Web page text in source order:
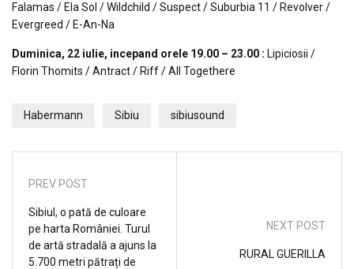
Falamas / Ela Sol / Wildchild / Suspect / Suburbia 11 / Revolver /
Evergreed / E-An-Na
Duminica, 22 iulie, incepand orele 19.00 – 23.00 : Lipiciosii /
Florin Thomits / Antract / Riff / All Togethere
Habermann Sibiu sibiusound
PREV POST
Sibiul, o pată de culoare
pe harta României. Turul
de artă stradală a ajuns la
5.700 metri pătrați de
NEXT POST
RURAL GUERILLA